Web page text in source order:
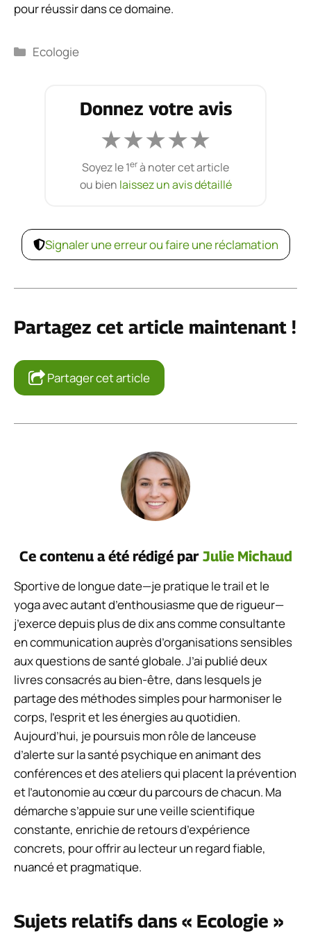
pour réussir dans ce domaine.
Catégories
Ecologie
Donnez votre avis
★★★★★
Soyez le 1erà noter cet article
ou bien laissez un avis détaillé
Signaler une erreur ou faire une réclamation
Partagez cet article maintenant !
Partager cet article
Ce contenu a été rédigé par Julie Michaud
Sportive de longue date—je pratique le trail et le
yoga avec autant d’enthousiasme que de rigueur—
j’exerce depuis plus de dix ans comme consultante
en communication auprès d’organisations sensibles
aux questions de santé globale. J’ai publié deux
livres consacrés au bien-être, dans lesquels je
partage des méthodes simples pour harmoniser le
corps, l’esprit et les énergies au quotidien.
Aujourd’hui, je poursuis mon rôle de lanceuse
d’alerte sur la santé psychique en animant des
conférences et des ateliers qui placent la prévention
et l’autonomie au cœur du parcours de chacun. Ma
démarche s’appuie sur une veille scientifique
constante, enrichie de retours d’expérience
concrets, pour offrir au lecteur un regard fiable,
nuancé et pragmatique.
Sujets relatifs dans « Ecologie »